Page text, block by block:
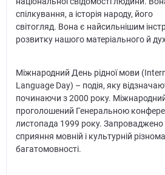
спілкування, а історія народу, його
світогляд. Вона є найсильнішим
розвитку нашого матеріального й
Міжнародний День рідної мови
Language Day) – подія, яку
починаючи з 2000 року.
проголошений Генеральною
листопада 1999 року.
сприяння мовній і культурній
багатомовності.